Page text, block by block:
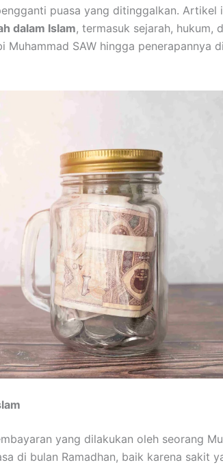
puasa yang ditinggalkan. Artikel
dalam Islam, termasuk sejarah, hukum,
Muhammad SAW hingga penerapannya di
yang dilakukan oleh seorang
di bulan Ramadhan, baik karena sakit